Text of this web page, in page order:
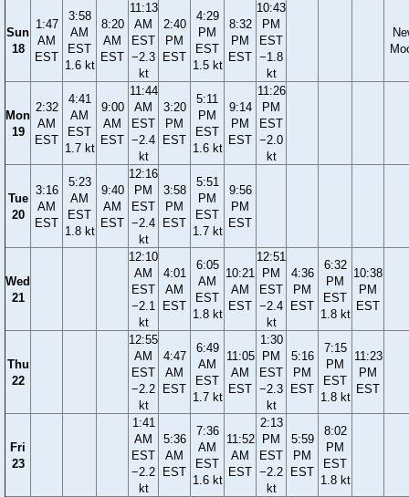
Sun
18
1:47
AM
EST
3:58
AM
EST
1.6 kt
8:20
AM
EST
11:13
AM
EST
−2.3
kt
2:40
PM
EST
4:29
PM
EST
1.5 kt
8:32
PM
EST
10:43
PM
EST
−1.8
kt
Mon
19
2:32
AM
EST
4:41
AM
EST
1.7 kt
9:00
AM
EST
11:44
AM
EST
−2.4
kt
3:20
PM
EST
5:11
PM
EST
1.6 kt
9:14
PM
EST
11:26
PM
EST
−2.0
kt
Tue
20
3:16
AM
EST
5:23
AM
EST
1.8 kt
9:40
AM
EST
12:16
PM
EST
−2.4
kt
3:58
PM
EST
5:51
PM
EST
1.7 kt
9:56
PM
EST
Wed
21
12:10
AM
EST
−2.1
kt
4:01
AM
EST
6:05
AM
EST
1.8 kt
10:21
AM
EST
12:51
PM
EST
−2.4
kt
4:36
PM
EST
6:32
PM
EST
1.8 kt
10:38
PM
EST
Thu
22
12:55
AM
EST
−2.2
kt
4:47
AM
EST
6:49
AM
EST
1.7 kt
11:05
AM
EST
1:30
PM
EST
−2.3
kt
5:16
PM
EST
7:15
PM
EST
1.8 kt
11:23
PM
EST
Fri
23
1:41
AM
EST
−2.2
kt
5:36
AM
EST
7:36
AM
EST
1.6 kt
11:52
AM
EST
2:13
PM
EST
−2.2
kt
5:59
PM
EST
8:02
PM
EST
1.8 kt